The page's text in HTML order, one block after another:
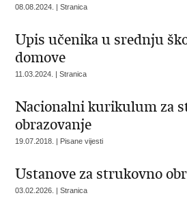
08.08.2024. | Stranica
Upis učenika u srednju
domove
11.03.2024. | Stranica
Nacionalni kurikulum za
obrazovanje
19.07.2018. | Pisane vijesti
Ustanove za strukovno
03.02.2026. | Stranica